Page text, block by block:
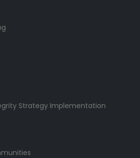
Strategy Implementation